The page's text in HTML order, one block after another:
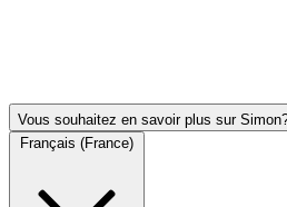
Vous souhaitez en savoir plus sur